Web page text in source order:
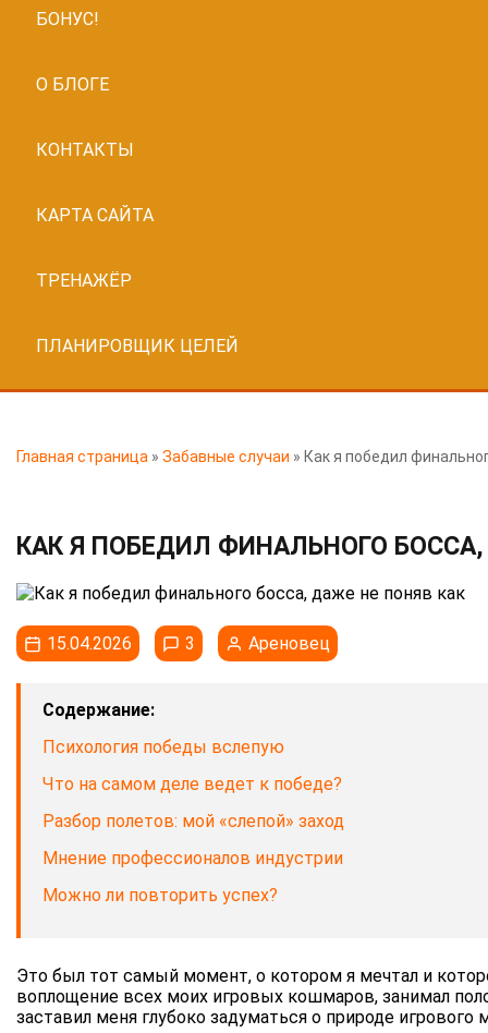
БОНУС!
О БЛОГЕ
КОНТАКТЫ
КАРТА САЙТА
ТРЕНАЖЁР
ПЛАНИРОВЩИК ЦЕЛЕЙ
Главная страница » Забавные случаи » Как я победил
КАК Я ПОБЕДИЛ ФИНАЛЬНОГО
15.04.2026 3 Ареновец
Содержание:
Психология победы вслепую
Что на самом деле ведет к победе?
Разбор полетов: мой «слепой» заход
Мнение профессионалов индустрии
Можно ли повторить успех?
Это был тот самый момент, о котором я мечтал и
воплощение всех моих игровых кошмаров, занимал
заставил меня глубоко задуматься о природе игрового